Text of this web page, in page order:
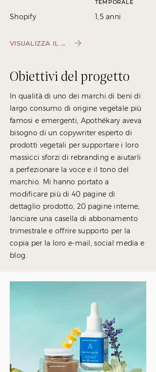
Shopify
TEMPORALE
1,5 anni
VISUALIZZA IL SITO
Obiettivi del progetto
In qualità di uno dei marchi di beni di
largo consumo di origine vegetale più
famosi e emergenti, Apothékary aveva
bisogno di un copywriter esperto di
prodotti vegetali per supportare i loro
massicci sforzi di rebranding e aiutarli
a perfezionare la voce e il tono del
marchio. Mi hanno portato a
modificare più di 40 pagine di
dettaglio prodotto, 20 pagine interne,
lanciare una casella di abbonamento
trimestrale e offrire supporto per la
copia per la loro e-mail, social media e
blog.